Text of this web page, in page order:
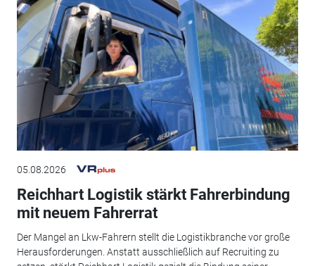
05.08.2026
Reichhart Logistik stärkt Fahrerbindung
mit neuem Fahrerrat
Der Mangel an Lkw-Fahrern stellt die Logistikbranche vor große
Herausforderungen. Anstatt ausschließlich auf Recruiting zu